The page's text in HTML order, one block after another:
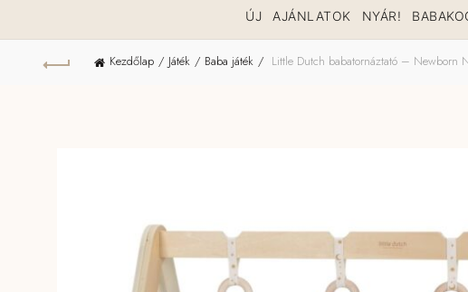
ÚJ AJÁNLATOK NYÁR!
Kezdőlap Játék Baba játék Little Dutch babatornáztató – Newborn